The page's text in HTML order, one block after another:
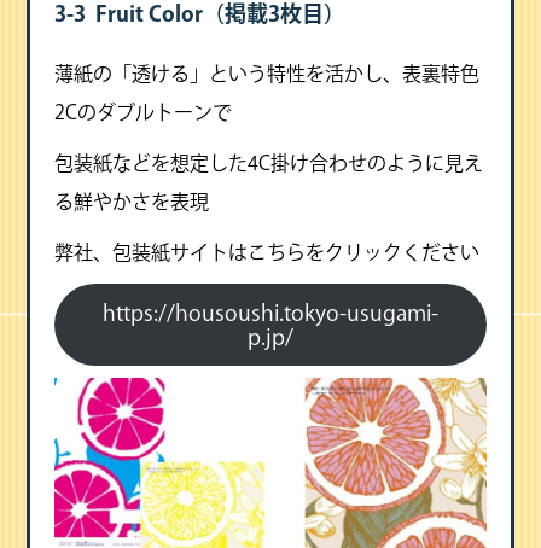
3-3 Fruit Color （掲載3枚目）
薄紙の「透ける」という特性を活かし、表裏特色
2Cのダブルトーンで
包装紙などを想定した4C掛け合わせのように見え
る鮮やかさを表現
弊社、包装紙サイトはこちらをクリックください
https://housoushi.tokyo-usugami-
p.jp/